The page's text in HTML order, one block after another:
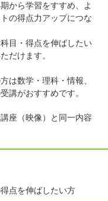
から学習をすすめ、よ
の得点力アップにつな
目・得点を伸ばしたい
だけます。
は数学・理科・情報、
講がおすすめです。
座（映像）と同一内容
点を伸ばしたい方